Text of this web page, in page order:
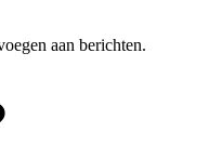
aan berichten.